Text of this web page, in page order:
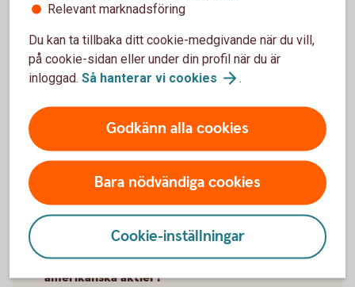
Vad gäller för övriga noterade amerikanska
Vem kan handla?
När kan man lägga order?
Varför är det fördröjda kurser för amerikanska
aktier?
Måste man ha valuta USD för att kunna handla
amerikanska aktier?
Relevant marknadsföring
Du kan ta tillbaka ditt cookie-medgivande när du vill,
på cookie-sidan eller under din profil när du är
inloggad. Så hanterar vi cookies .
Godkänn alla cookies
Bara nödvändiga cookies
Cookie-inställningar